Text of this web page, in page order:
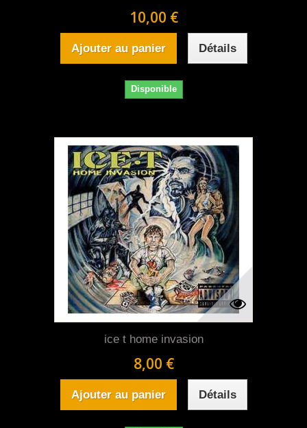
10,00 €
Ajouter au panier Détails
Disponible
ice t home invasion
8,00 €
Ajouter au panier Détails